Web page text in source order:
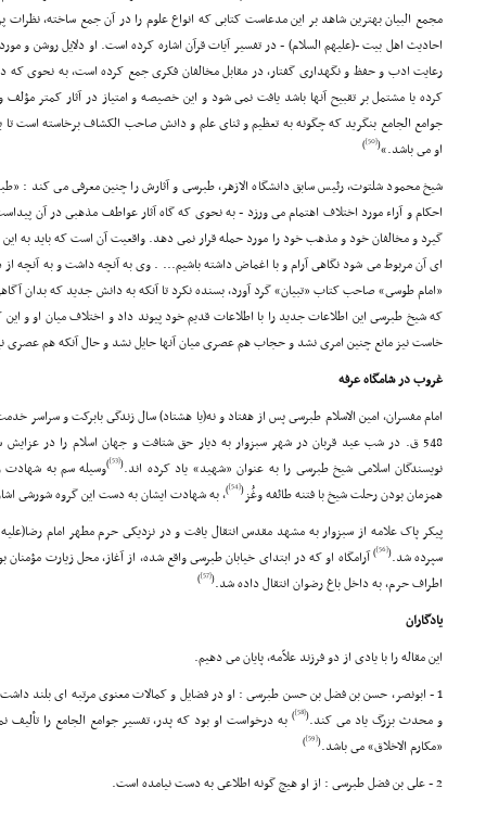
مجمع البیان بهترین شاهد بر این مدعاست کتابى که انواع علوم را در آن جمع ساخته، نظرات
احادیث اهل بیت -(علیهم السلام) - در تفسیر آیات قرآن اشاره کرده است. او دلایل روشن و
رعایت ادب و حفظ و نگهدارى گفتار، در مقابل مخالفان فکرى جمع کرده است، به نحوى
کرده یا مشتمل بر تقبیح آنها باشد یافت نمى شود و این خصیصه و امتیاز در آثار کمتر
جوامع الجامع بنگرید که چگونه به تعظیم و ثناى علم و دانش صاحب الکشاف برخاسته است تا
او مى باشد.»(
[50]
)
شیخ محمود شلتوت، رئیس سابق دانشگاه الازهر، طبرسى و آثارش را چنین معرفى مى کند :
احکام و آراء مورد اختلاف اهتمام مى ورزد - به نحوى که گاه آثار عواطف مذهبى در آن
گیرد و مخالفان خود و مذهب خود را مورد حمله قرار نمى دهد. واقعیت آن است که باید به
اى آن مربوط مى شود نگاهى آرام و با اغماض داشته باشیم... . وى به آنچه داشت و به آنچه
«امام طوسى» صاحب کتاب «تبیان» گرد آورد، بسنده نکرد تا آنکه به دانش جدید که بدان
که شیخ طبرسى این اطلاعات جدید را با اطلاعات قدیم خود پیوند داد و اختلاف میان او و
خاست نیز مانع چنین امرى نشد و حجاب هم عصرى میان آنها حایل نشد و حال آنکه هم عصرى
غروب در شامگاه عرفه
امام مفسران، امین الاسلام طبرسى پس از هفتاد و نه(یا هشتاد) سال زندگى بابرکت و سراسر
548 ق. در شب عید قربان در شهر سبزوار به دیار حق شتافت و جهان اسلام را در عزایش سیه پوش ساخته، در سوگ نشاند.
نویسندگان اسلامى شیخ طبرسى را به عنوان «شهید» یاد کرده اند.(
[53]
)وسیله سم به شهادت
همزمان بودن رحلت شیخ با فتنه طائفه وغُز(
[54]
)، به شهادت ایشان به دست این گروه شورشى
پیکر پاک علامه از سبزوار به مشهد مقدس انتقال یافت و در نزدیکى حرم مطهر امام
سپرده شد.(
[56]
)
اطراف حرم، به داخل باغ رضوان انتقال داده شد.(
[57]
)
یادگاران
این مقاله را با یادى از دو فرزند علاّمه، پایان مى دهیم.
1 - ابونصر، حسن بن فضل بن حسن طبرسى : او در فضایل و کمالات معنوى مرتبه اى بلند
و محدث بزرگ یاد مى کند.(
[58]
)به درخواست او بود که پدر، تفسیر جوامع الجامع را تألیف
«مکارم الاخلاق» مى باشد.(
[59]
)
2 - على بن فضل طبرسى : از او هیچ گونه اطلاعى به دست نیامده است.